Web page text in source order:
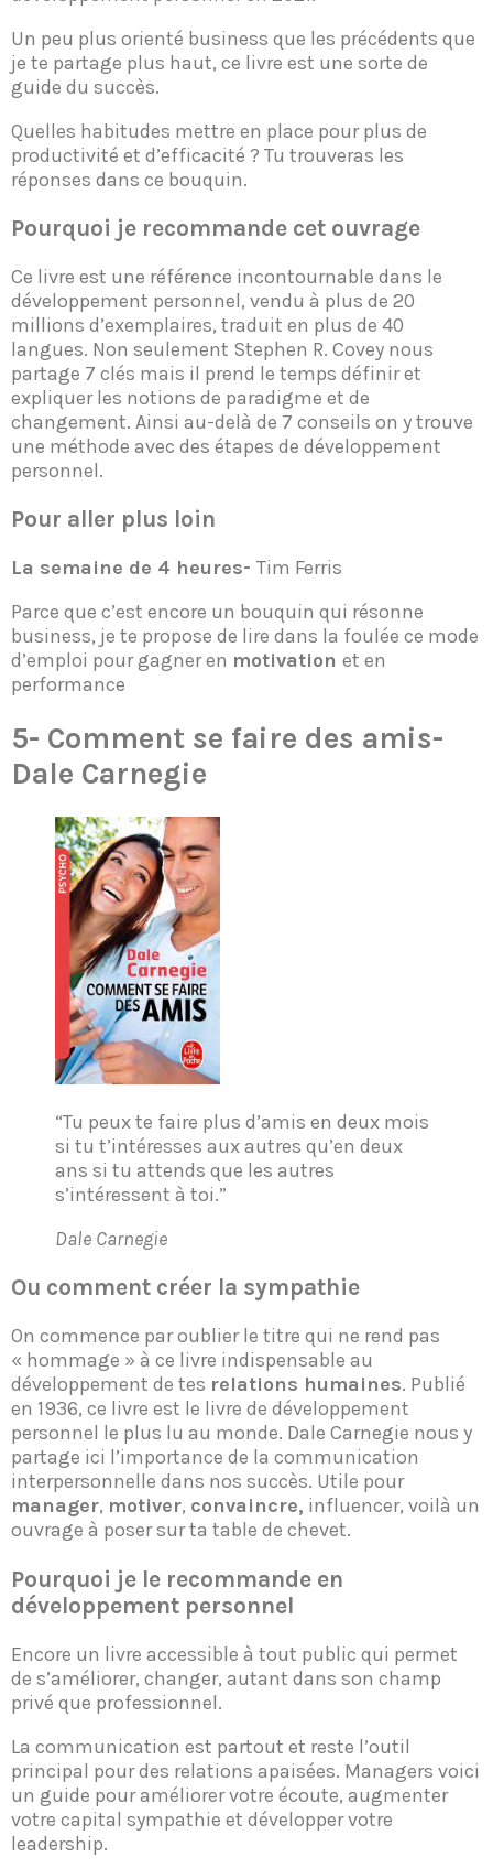
Un peu plus orienté business que les précédents que
je te partage plus haut, ce livre est une sorte de
guide du succès.
Quelles habitudes mettre en place pour plus de
productivité et d’efficacité ? Tu trouveras les
réponses dans ce bouquin.
Pourquoi je recommande cet ouvrage
Ce livre est une référence incontournable dans le
développement personnel, vendu à plus de 20
millions d’exemplaires, traduit en plus de 40
langues. Non seulement Stephen R. Covey nous
partage 7 clés mais il prend le temps définir et
expliquer les notions de paradigme et de
changement. Ainsi au-delà de 7 conseils on y trouve
une méthode avec des étapes de développement
personnel.
Pour aller plus loin
La semaine de 4 heures- Tim Ferris
Parce que c’est encore un bouquin qui résonne
business, je te propose de lire dans la foulée ce mode
d’emploi pour gagner en motivation et en
performance
5- Comment se faire des amis-
Dale Carnegie
“Tu peux te faire plus d’amis en deux mois
si tu t’intéresses aux autres qu’en deux
ans si tu attends que les autres
s’intéressent à toi.”
Dale Carnegie
Ou comment créer la sympathie
On commence par oublier le titre qui ne rend pas
« hommage » à ce livre indispensable au
développement de tes relations humaines. Publié
en 1936, ce livre est le livre de développement
personnel le plus lu au monde. Dale Carnegie nous y
partage ici l’importance de la communication
interpersonnelle dans nos succès. Utile pour
manager, motiver, convaincre, influencer, voilà un
ouvrage à poser sur ta table de chevet.
Pourquoi je le recommande en
développement personnel
Encore un livre accessible à tout public qui permet
de s’améliorer, changer, autant dans son champ
privé que professionnel.
La communication est partout et reste l’outil
principal pour des relations apaisées. Managers voici
un guide pour améliorer votre écoute, augmenter
votre capital sympathie et développer votre
leadership.